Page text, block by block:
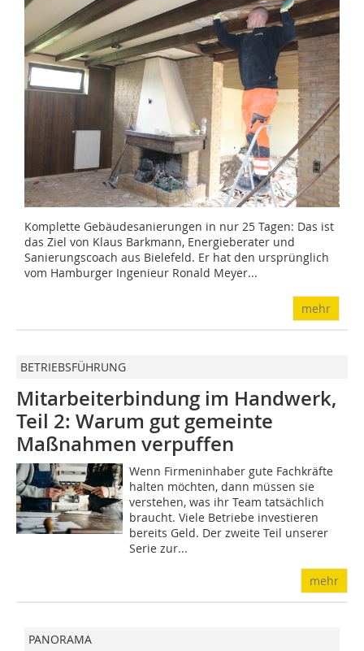
Komplette Gebäudesanierungen in nur 25 Tagen: Das ist
das Ziel von Klaus Barkmann, Energieberater und
Sanierungscoach aus Bielefeld. Er hat den ursprünglich
vom Hamburger Ingenieur Ronald Meyer...
mehr
BETRIEBSFÜHRUNG
Mitarbeiterbindung im Handwerk,
Teil 2: Warum gut gemeinte
Maßnahmen verpuffen
Wenn Firmeninhaber gute Fachkräfte
halten möchten, dann müssen sie
verstehen, was ihr Team tatsächlich
braucht. Viele Betriebe investieren
bereits Geld. Der zweite Teil unserer
Serie zur...
mehr
PANORAMA